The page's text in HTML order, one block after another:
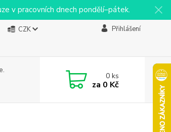
v pracovních dnech pondělí–pátek.
CZK Přihlášení
0ks
za 0 Kč